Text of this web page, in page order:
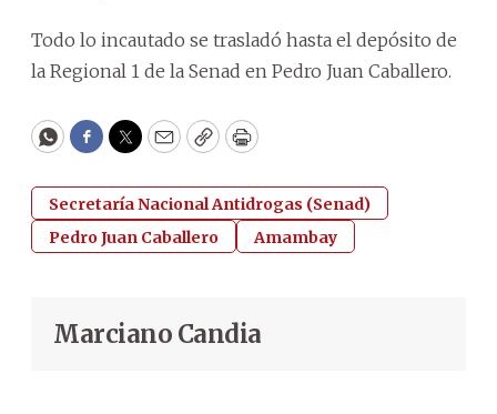
Todo lo incautado se trasladó hasta el depósito de
la Regional 1 de la Senad en Pedro Juan Caballero.
WhatsApp
Facebook
Twitter
EmailCopyPrint
Secretaría Nacional Antidrogas (Senad)
Pedro Juan Caballero
Amambay
Marciano Candia